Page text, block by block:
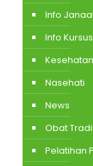
Info
Info
Nasehati
News
Obat
Pelatihan